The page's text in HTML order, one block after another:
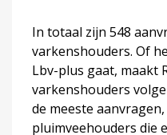
In totaal zijn 548
varkenshouders. Of
Lbv-plus gaat, maakt
varkenshouders
de meeste
pluimveehouders die